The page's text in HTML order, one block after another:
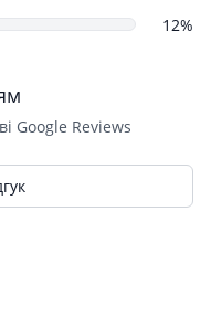
12%
Google Reviews